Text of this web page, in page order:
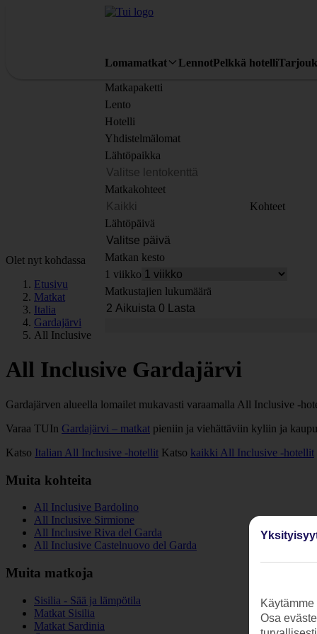
Lomamatkat LennotPelkkä hotelli
Matkapaketti
Lento
Hotelli
Yhdistelmälomat
Lähtöpaikka
Matkakohteet
Kohteet
Lähtöpäivä
Matkan kesto
1 viikko
Matkustajien lukumäärä
Olet nyt kohdassa
Etusivu
Matkat
Italia
Gardajärvi
All Inclusive
All Inclusive Gardajärvi
Gardajärven alueella lomailet mukavasti varaamalla All Inclusive -
Varaa TUIn Gardajärvi – matkat pieniin ja viehättäviin kyliin ja
Katso Italian All Inclusive -hotellit Katso kaikki All Inclusive -hotellit
Muita kohteita
All Inclusive Bardolino
All Inclusive Sirmione
All Inclusive Riva del Garda
All Inclusive Castelnuovo del Garda
Muita matkoja
Sisilia - Sää ja lämpötila
Matkat Sisilia
Matkat Sardinia
Osa